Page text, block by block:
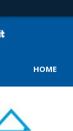
HOME